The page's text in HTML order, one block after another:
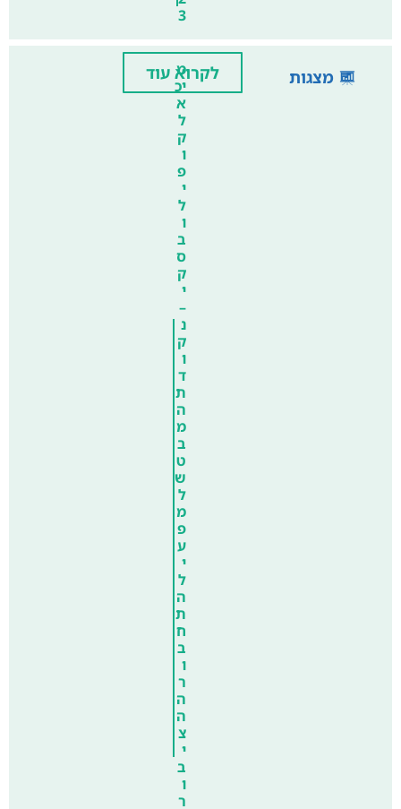
3
מצגות
מ
יכ
א
ל
ק
ו
פ
י
ל
ו
ב
ס
ק
י
–
נ
ק
ו
ד
ת
ה
מ
ב
ט
ש
ל
מ
פ
ע
י
ל
ה
ת
ח
ב
ו
ר
ה
ה
צ
י
ב
ו
ר
לקרוא עוד